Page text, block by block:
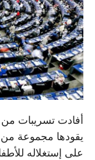
أفادت تسريبات من
يقودها مجموعة من
على إستغلاله